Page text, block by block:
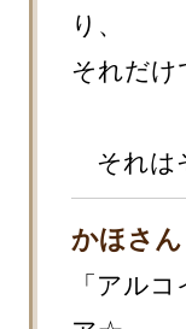
り、
それだけ
それは
かほさん
「アル